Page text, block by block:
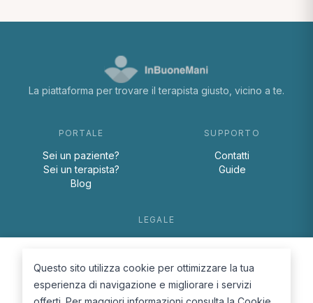
La piattaforma per trovare il terapista giusto, vicino a te.
PORTALE
Sei un paziente?
Sei un terapista?
Blog
SUPPORTO
Contatti
Guide
LEGALE
Cookie Policy
Questo sito utilizza cookie per ottimizzare la tua
esperienza di navigazione e migliorare i servizi